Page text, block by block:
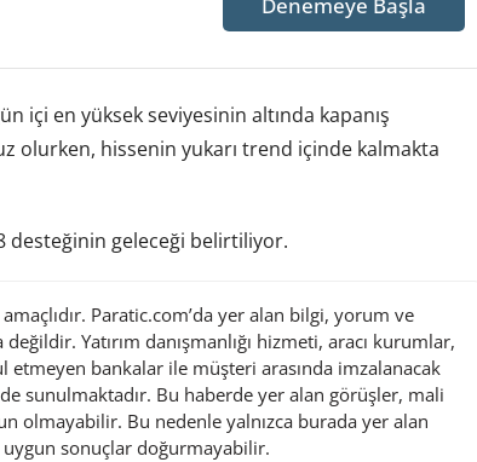
Denemeye Başla
içi en yüksek seviyesinin altında kapanış
olurken, hissenin yukarı trend içinde kalmakta
desteğinin geleceği belirtiliyor.
Paratic.com’da yer alan bilgi, yorum ve
Yatırım danışmanlığı hizmeti, aracı kurumlar,
bankalar ile müşteri arasında imzalanacak
sunulmaktadır. Bu haberde yer alan görüşler, mali
olmayabilir. Bu nedenle yalnızca burada yer alan
uygun sonuçlar doğurmayabilir.